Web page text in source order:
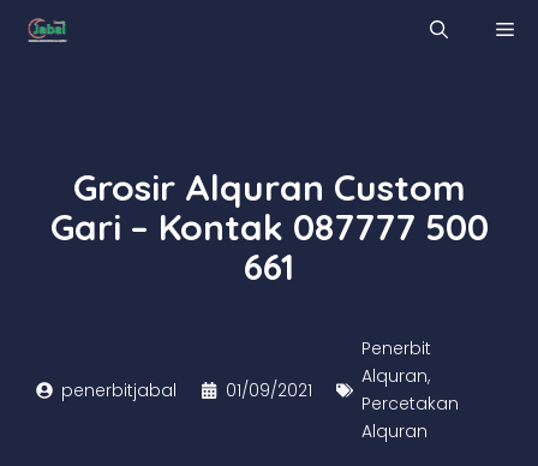
Skip
Grosir Alquran Custom
Gari – Kontak 087777 500
661
penerbitjabal 01/09/2021
Penerbit
Alquran,
Percetakan
Alquran